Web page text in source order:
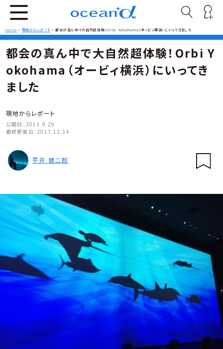
Home > 現地からレポート >都会の真ん中で大自然超体験！Orbi Yokohama（オービィ横浜）にいってきました
都会の真ん中で大自然超体験！Orbi Y
okohama（オービィ横浜）にいってき
ました
現地からレポート
公開日： 2013.9.29
最終更新日： 2017.12.14
平井 健二郎